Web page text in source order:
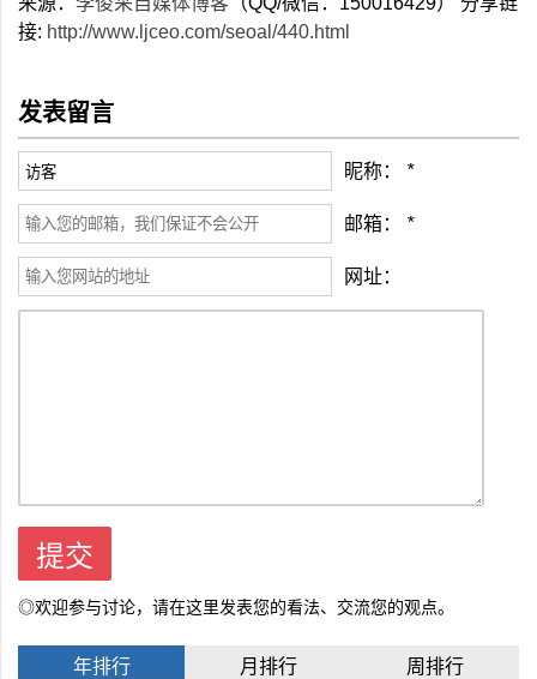
接: http://www.ljceo.com/seoal/440.html
发表留言
昵称： *
邮箱： *
网址：
◎欢迎参与讨论，请在这里发表您的看法、交流您的观点。
年排行 月排行 周排行